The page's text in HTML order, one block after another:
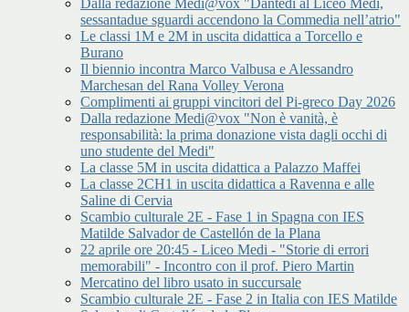
Dalla redazione Medi@vox "Dantedì al Liceo Medi,
sessantadue sguardi accendono la Commedia nell’atrio"
Le classi 1M e 2M in uscita didattica a Torcello e
Burano
Il biennio incontra Marco Valbusa e Alessandro
Marchesan del Rana Volley Verona
Complimenti ai gruppi vincitori del Pi-greco Day 2026
Dalla redazione Medi@vox "Non è vanità, è
responsabilità: la prima donazione vista dagli occhi di
uno studente del Medi"
La classe 5M in uscita didattica a Palazzo Maffei
La classe 2CH1 in uscita didattica a Ravenna e alle
Saline di Cervia
Scambio culturale 2E - Fase 1 in Spagna con IES
Matilde Salvador de Castellón de la Plana
22 aprile ore 20:45 - Liceo Medi - "Storie di errori
memorabili" - Incontro con il prof. Piero Martin
Mercatino del libro usato in succursale
Scambio culturale 2E - Fase 2 in Italia con IES Matilde